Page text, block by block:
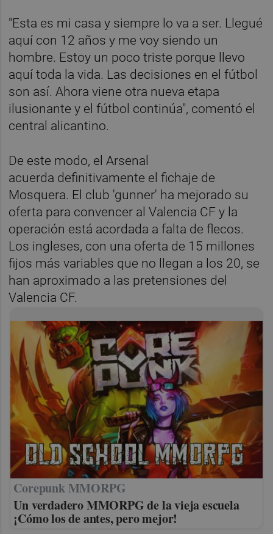
"Esta es mi casa y siempre lo va a ser. Llegué
aquí con 12 años y me voy siendo un
hombre. Estoy un poco triste porque llevo
aquí toda la vida. Las decisiones en el fútbol
son así. Ahora viene otra nueva etapa
ilusionante y el fútbol continúa", comentó el
central alicantino.
De este modo, el Arsenal
acuerda definitivamente el fichaje de
Mosquera. El club 'gunner' ha mejorado su
oferta para convencer al Valencia CF y la
operación está acordada a falta de flecos.
Los ingleses, con una oferta de 15 millones
fijos más variables que no llegan a los 20, se
han aproximado a las pretensiones del
Valencia CF.
Corepunk MMORPG
Un verdadero MMORPG de la vieja escuela
¡Cómo los de antes, pero mejor!